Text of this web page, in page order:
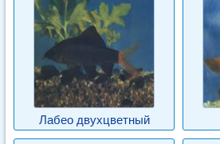
Лабео двухцветный